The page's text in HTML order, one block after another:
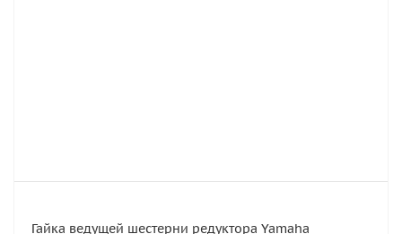
Гайка ведущей шестерни редуктора Yamaha